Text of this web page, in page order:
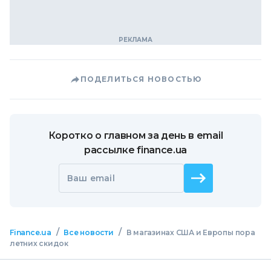
ПОДЕЛИТЬСЯ НОВОСТЬЮ
Коротко о главном за день в email
рассылке finance.ua
Ваш email
Finance.ua / Все новости /
В магазинах США и Европы пора
летних скидок